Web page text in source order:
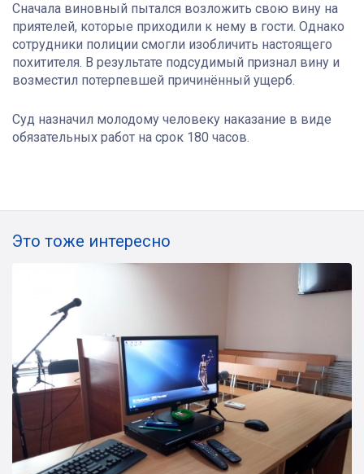
Сначала виновный пытался возложить свою вину на
приятелей, которые приходили к нему в гости. Однако
сотрудники полиции смогли изобличить настоящего
похитителя. В результате подсудимый признал вину и
возместил потерпевшей причинённый ущерб.
Суд назначил молодому человеку наказание в виде
обязательных работ на срок 180 часов.
Это тоже интересно